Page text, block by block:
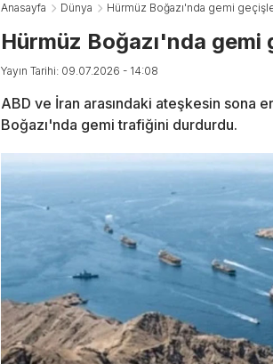
Anasayfa Dünya Hürmüz Boğazı'nda gemi
Hürmüz Boğazı'nda gemi
Yayın Tarihi: 09.07.2026 - 14:08
ABD ve İran arasındaki ateşkesin sona
Boğazı'nda gemi trafiğini durdurdu.